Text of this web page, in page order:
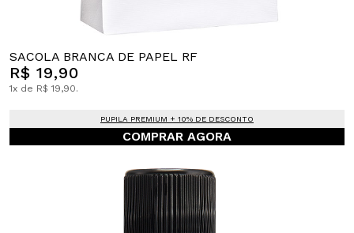
SACOLA BRANCA DE PAPEL RF
R$ 19,90
1x de R$ 19,90.
PUPILA PREMIUM + 10% DE DESCONTO
COMPRAR AGORA